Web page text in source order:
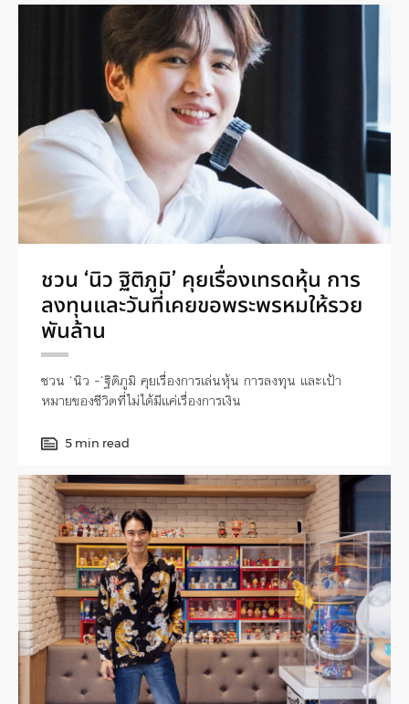
ชวน ‘นิว ฐิติภูมิ’ คุยเรื่องเทรดหุ้น การ
ลงทุนและวันที่เคยขอพระพรหมให้รวย
พันล้าน
ชวน ‘นิว -‘ฐิติภูมิ คุยเรื่องการเล่นหุ้น การลงทุน และเป้า
หมายของชีวิตที่ไม่ได้มีแค่เรื่องการเงิน
5 min read